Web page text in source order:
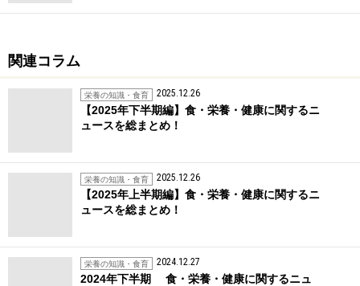
関連コラム
栄養の知識・食育 2025.12.26
【2025年下半期編】食・栄養・健康に関するニ
ュースを総まとめ！
栄養の知識・食育 2025.12.26
【2025年上半期編】食・栄養・健康に関するニ
ュースを総まとめ！
栄養の知識・食育 2024.12.27
2024年下半期 食・栄養・健康に関するニュ